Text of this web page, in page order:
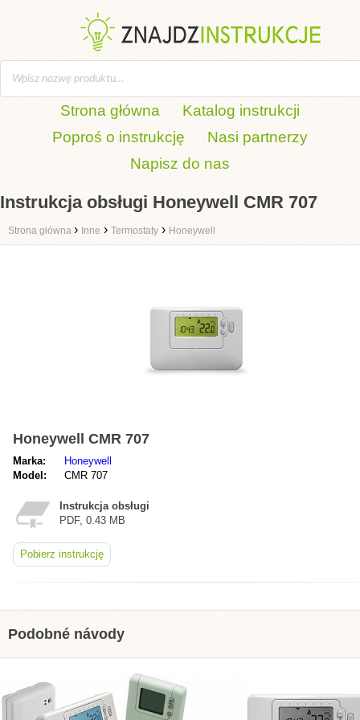
Strona główna
Katalog instrukcji
Poproś o instrukcję
Nasi partnerzy
Napisz do nas
Instrukcja obsługi Honeywell CMR 707
Strona główna › Inne › Termostaty › Honeywell
Honeywell CMR 707
Marka:
Honeywell
Model:
CMR 707
Instrukcja obsługi
PDF, 0.43 MB
Pobierz instrukcję
Podobné návody